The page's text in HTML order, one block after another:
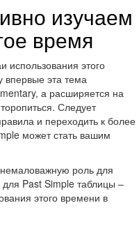
изучаем
время
использования этого
впервые эта тема
а расширяется на
Следует
и переходить к более
может стать вашим
роль для
Past Simple таблицы –
этого времени в